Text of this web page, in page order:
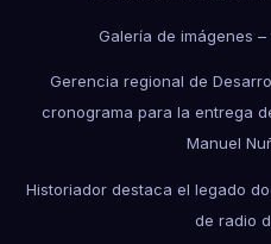
Galería de imágenes
Gerencia regional de
cronograma para la entrega
Manuel
Historiador destaca el legado
de radio